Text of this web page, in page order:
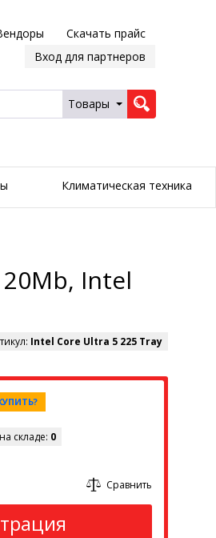
Скачать прайс
Вход для партнеров
Товары
Климатическая техника
20Mb, Intel
Intel Core Ultra 5 225 Tray
складе: 0
Сравнить